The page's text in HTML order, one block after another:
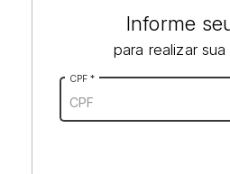
Informe
para realizar sua
CPF*